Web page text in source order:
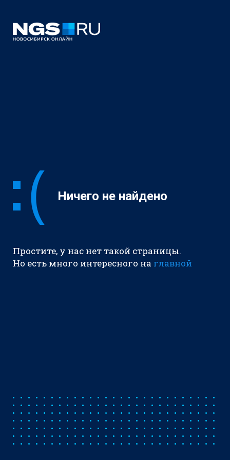
Ничего не найдено
Простите, у нас нет такой страницы.
Но есть много интересного на главной